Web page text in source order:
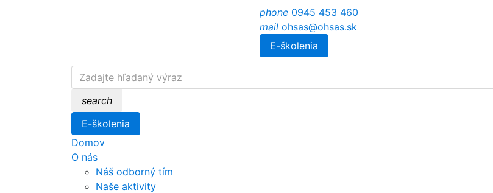
phone 0945 453 460
mail ohsas@ohsas.sk
E-školenia
search
E-školenia
Domov
O nás
Náš odborný tím
Naše aktivity